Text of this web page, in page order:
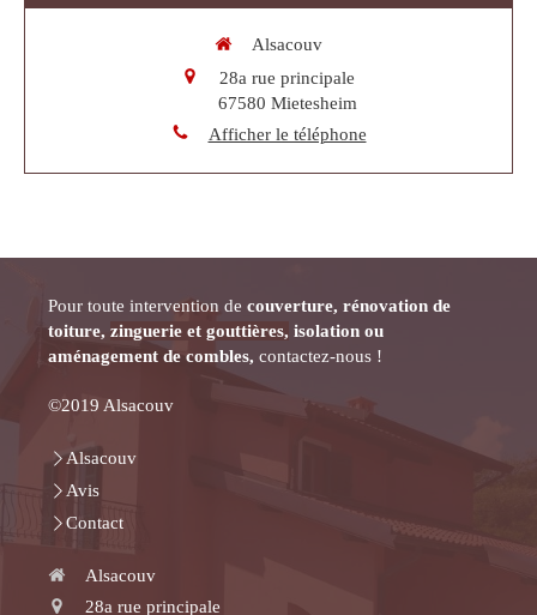
Alsacouv
28a rue principale
67580 Mietesheim
Afficher le téléphone
Pour toute intervention de couverture, rénovation de
toiture, zinguerie et gouttières, isolation ou
aménagement de combles, contactez-nous !
©2019 Alsacouv
Alsacouv
Avis
Contact
Alsacouv
28a rue principale